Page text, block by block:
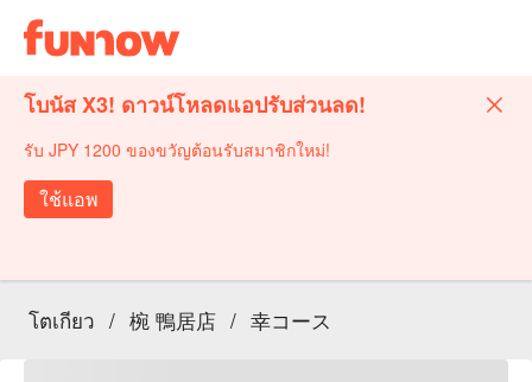
โบนัส X3! ดาวน์โหลดแอปรับส่วนลด!
รับ JPY 1200 ของขวัญต้อนรับสมาชิกใหม่!
ใช้แอพ
โตเกียว / 椀 鴨居店 / 幸コース